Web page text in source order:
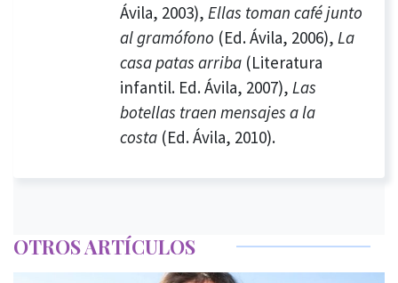
Ávila, 2003), Ellas toman café junto
al gramófono (Ed. Ávila, 2006), La
casa patas arriba(Literatura
infantil. Ed. Ávila, 2007), Las
botellas traen mensajes a la
costa(Ed. Ávila, 2010).
OTROS ARTÍCULOS